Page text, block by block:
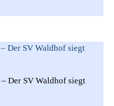
Der SV Waldhof siegt